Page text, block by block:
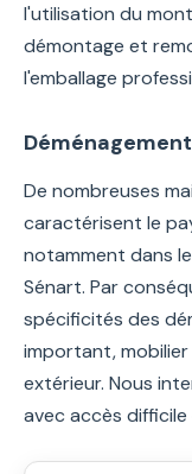
l'utilisation du
démontage et
l'emballage
De nombreuses
caractérisent le
notamment dans
Sénart. Par
spécificités des
important, mobilier
extérieur. Nous
avec accès